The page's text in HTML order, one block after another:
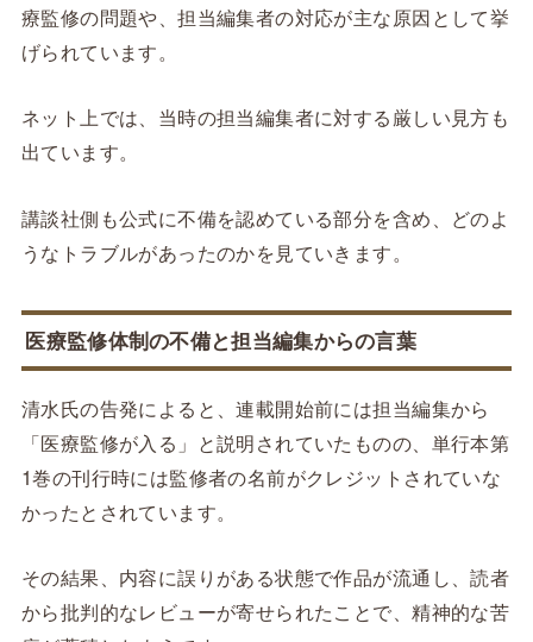
療監修の問題や、担当編集者の対応が主な原因として挙
げられています。
ネット上では、当時の担当編集者に対する厳しい見方も
出ています。
講談社側も公式に不備を認めている部分を含め、どのよ
うなトラブルがあったのかを見ていきます。
医療監修体制の不備と担当編集からの言葉
清水氏の告発によると、連載開始前には担当編集から
「医療監修が入る」と説明されていたものの、単行本第
1巻の刊行時には監修者の名前がクレジットされていな
かったとされています。
その結果、内容に誤りがある状態で作品が流通し、読者
から批判的なレビューが寄せられたことで、精神的な苦